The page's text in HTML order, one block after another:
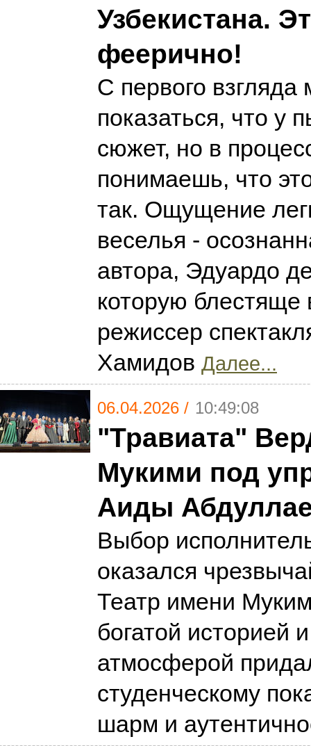
Узбекистана.
феерично!
С первого взгляда
показаться, что у
сюжет, но в
понимаешь, что
так. Ощущение
веселья -
автора, Эдуардо
которую блестяще
режиссер
Хамидов Далее...
06.04.2026 / 10:49:08
"Травиата"
Мукими под
Аиды
Выбор
оказался
Театр имени
богатой историей
атмосферой
студенческому
шарм и